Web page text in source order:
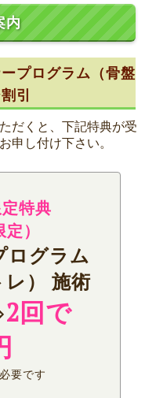
内
プログラム（骨盤
引
だくと、下記特典が受
申し付け下さい。
特典
）
ログラム
レ） 施術
2回で
要です